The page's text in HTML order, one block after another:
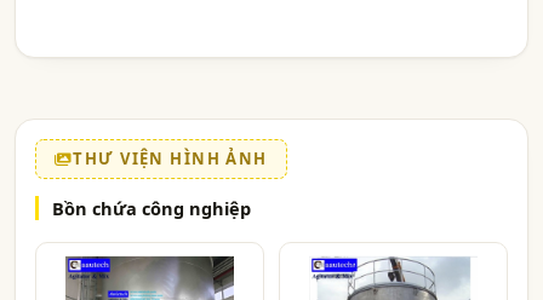
THƯ VIỆN HÌNH ẢNH
Bồn chứa công nghiệp